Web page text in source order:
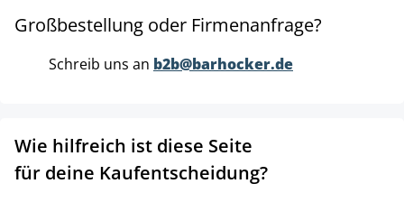
Großbestellung oder Firmenanfrage?
Schreib uns an b2b@barhocker.de
Wie hilfreich ist diese Seite
für deine Kaufentscheidung?